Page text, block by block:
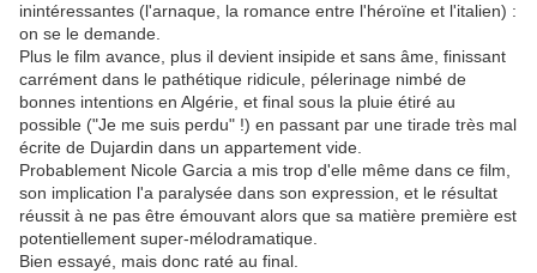
inintéressantes (l'arnaque, la romance entre l'héroïne et l'italien) :
on se le demande.
Plus le film avance, plus il devient insipide et sans âme, finissant
carrément dans le pathétique ridicule, pélerinage nimbé de
bonnes intentions en Algérie, et final sous la pluie étiré au
possible ("Je me suis perdu" !) en passant par une tirade très mal
écrite de Dujardin dans un appartement vide.
Probablement Nicole Garcia a mis trop d'elle même dans ce film,
son implication l'a paralysée dans son expression, et le résultat
réussit à ne pas être émouvant alors que sa matière première est
potentiellement super-mélodramatique.
Bien essayé, mais donc raté au final.